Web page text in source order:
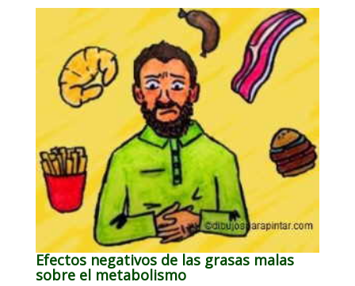
Efectos negativos de las grasas malas
sobre el metabolismo